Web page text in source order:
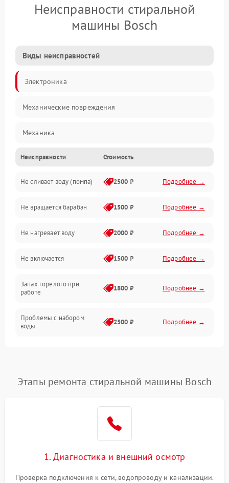
Неисправности стиральной
машины Bosch
Виды неисправностей
Электроника
Механические повреждения
Механика
Электропитание
Водоснабжение
Слив
Программное обеспечение
Неисправности Стоимость
Не сливает воду (помпа) 2500 ₽ Подробнее →
Не вращается барабан 1500 ₽ Подробнее →
Не нагревает воду 2000 ₽ Подробнее →
Не включается 1500 ₽ Подробнее →
Запах горелого при
работе
1800 ₽ Подробнее →
Проблемы с набором
воды
2500 ₽ Подробнее →
Замена платы управления Подробнее →
Этапы ремонта стиральной машины Bosch
1. Диагностика и внешний осмотр
Проверка подключения к сети, водопроводу и канализации.